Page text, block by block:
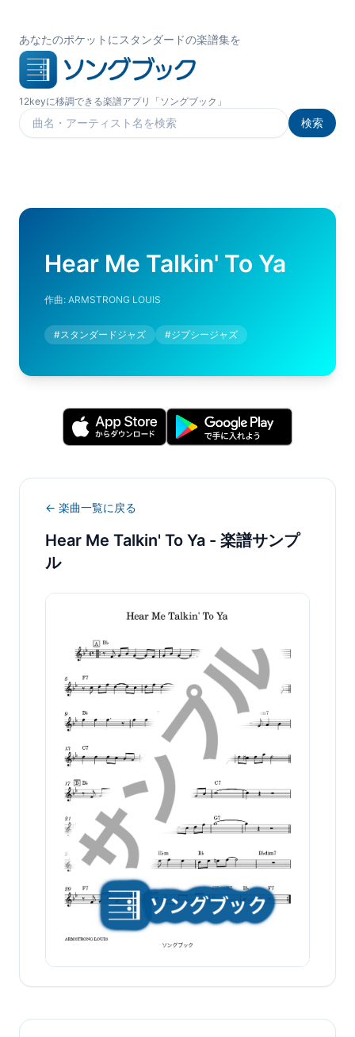
あなたのポケットにスタンダードの楽譜集を
12keyに移調できる楽譜アプリ「ソングブック」
楽曲を検索
検索
Hear Me Talkin' To Ya
作曲: ARMSTRONG LOUIS
#スタンダードジャズ #ジプシージャズ
← 楽曲一覧に戻る
Hear Me Talkin' To Ya - 楽譜サンプ
ル